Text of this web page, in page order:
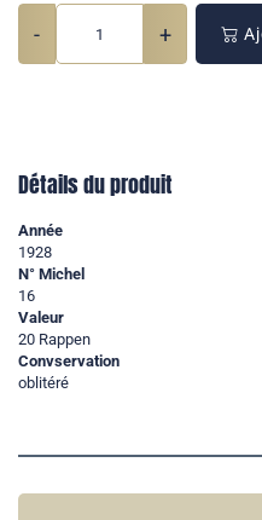
- +
Détails du produit
Année
1928
N° Michel
16
Valeur
20 Rappen
Convservation
oblitéré